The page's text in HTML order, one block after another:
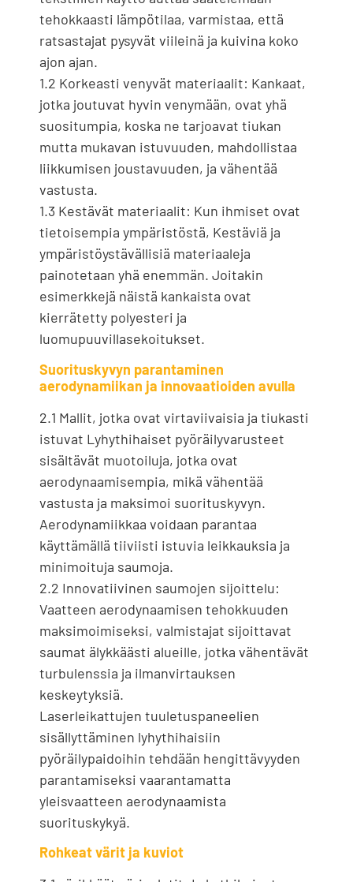
tehokkaasti lämpötilaa, varmistaa, että
ratsastajat pysyvät viileinä ja kuivina koko
ajon ajan.
1.2 Korkeasti venyvät materiaalit: Kankaat,
jotka joutuvat hyvin venymään, ovat yhä
suositumpia, koska ne tarjoavat tiukan
mutta mukavan istuvuuden, mahdollistaa
liikkumisen joustavuuden, ja vähentää
vastusta.
1.3 Kestävät materiaalit: Kun ihmiset ovat
tietoisempia ympäristöstä, Kestäviä ja
ympäristöystävällisiä materiaaleja
painotetaan yhä enemmän. Joitakin
esimerkkejä näistä kankaista ovat
kierrätetty polyesteri ja
luomupuuvillasekoitukset.
Suorituskyvyn parantaminen
aerodynamiikan ja innovaatioiden avulla
2.1 Mallit, jotka ovat virtaviivaisia ​​ja tiukasti
istuvat Lyhythihaiset pyöräilyvarusteet
sisältävät muotoiluja, jotka ovat
aerodynaamisempia, mikä vähentää
vastusta ja maksimoi suorituskyvyn.
Aerodynamiikkaa voidaan parantaa
käyttämällä tiiviisti istuvia leikkauksia ja
minimoituja saumoja.
2.2 Innovatiivinen saumojen sijoittelu:
Vaatteen aerodynaamisen tehokkuuden
maksimoimiseksi, valmistajat sijoittavat
saumat älykkäästi alueille, jotka vähentävät
turbulenssia ja ilmanvirtauksen
keskeytyksiä.
Laserleikattujen tuuletuspaneelien
sisällyttäminen lyhythihaisiin
pyöräilypaidoihin tehdään hengittävyyden
parantamiseksi vaarantamatta
yleisvaatteen aerodynaamista
suorituskykyä.
Rohkeat värit ja kuviot